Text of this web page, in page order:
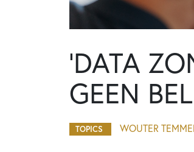
‘DATA
GEEN
TOPICS WOUTER